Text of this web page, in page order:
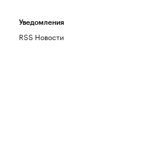
Уведомления
RSS Новости